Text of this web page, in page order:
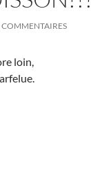
COMMENTAIRES
loin,